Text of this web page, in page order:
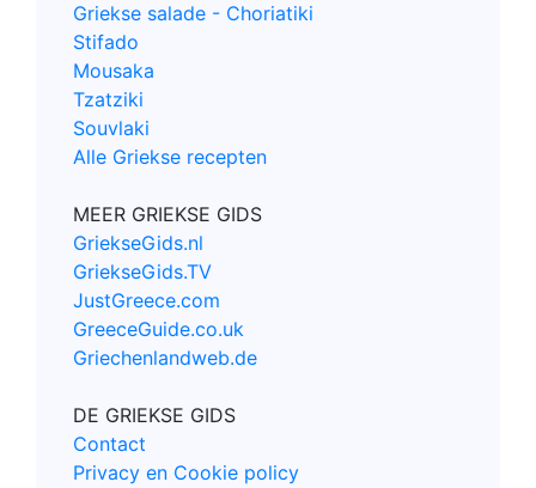
Griekse salade - Choriatiki
Stifado
Mousaka
Tzatziki
Souvlaki
Alle Griekse recepten
MEER GRIEKSE GIDS
GriekseGids.nl
GriekseGids.TV
JustGreece.com
GreeceGuide.co.uk
Griechenlandweb.de
DE GRIEKSE GIDS
Contact
Privacy en Cookie policy